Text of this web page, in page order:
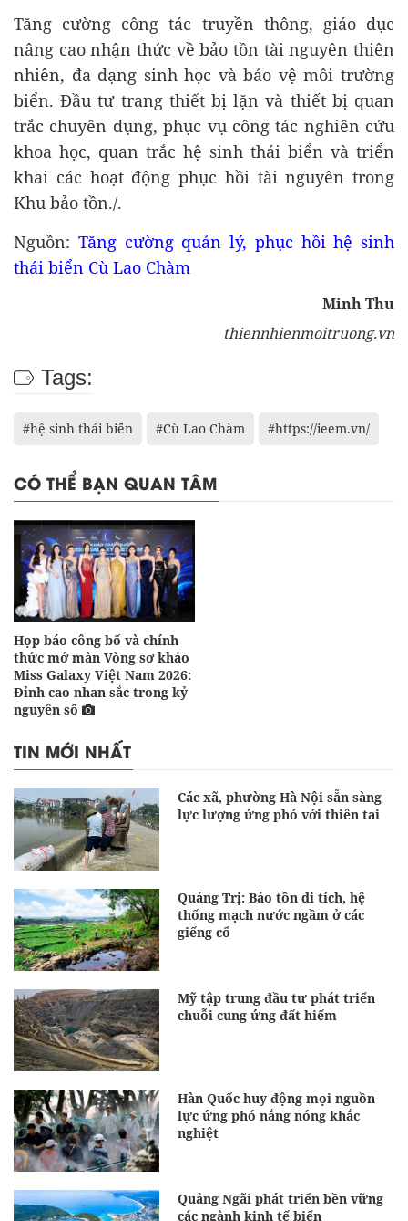
Tăng cường công tác truyền thông, giáo dục
nâng cao nhận thức về bảo tồn tài nguyên thiên
nhiên, đa dạng sinh học và bảo vệ môi trường
biển. Đầu tư trang thiết bị lặn và thiết bị quan
trắc chuyên dụng, phục vụ công tác nghiên cứu
khoa học, quan trắc hệ sinh thái biển và triển
khai các hoạt động phục hồi tài nguyên trong
Khu bảo tồn./.
Nguồn: Tăng cường quản lý, phục hồi hệ sinh
thái biển Cù Lao Chàm
Minh Thu
thiennhienmoitruong.vn
Tags:
#hệ sinh thái biển #Cù Lao Chàm #https://ieem.vn/
CÓ THỂ BẠN QUAN TÂM
Họp báo công bố và chính
thức mở màn Vòng sơ khảo
Miss Galaxy Việt Nam 2026:
Đỉnh cao nhan sắc trong kỷ
nguyên số
TIN MỚI NHẤT
Các xã, phường Hà Nội sẵn sàng
lực lượng ứng phó với thiên tai
Quảng Trị: Bảo tồn di tích, hệ
thống mạch nước ngầm ở các
giếng cổ
Mỹ tập trung đầu tư phát triển
chuỗi cung ứng đất hiếm
Hàn Quốc huy động mọi nguồn
lực ứng phó nắng nóng khắc
nghiệt
Quảng Ngãi phát triển bền vững
các ngành kinh tế biển